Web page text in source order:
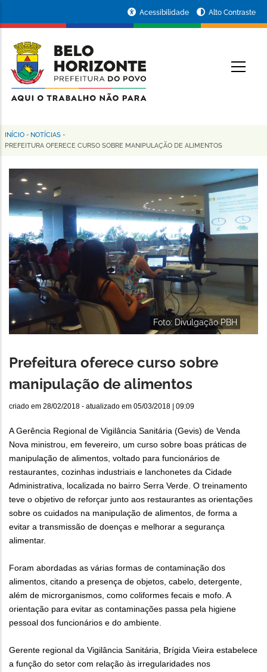
conteúdo
principal
da
Prefeitura
de
Horizonte
Acessibilidade Alto Contraste
Trilha
navegação
INÍCIO - NOTÍCIAS -
PREFEITURA OFERECE CURSO SOBRE MANIPULAÇÃO DE ALIMENTOS
Foto: Divulgação PBH
Prefeitura oferece curso sobre
manipulação de alimentos
criado em 28/02/2018 - atualizado em 05/03/2018 | 09:09
A Gerência Regional de Vigilância Sanitária (Gevis) de Venda
Nova ministrou, em fevereiro, um curso sobre boas práticas de
manipulação de alimentos, voltado para funcionários de
restaurantes, cozinhas industriais e lanchonetes da Cidade
Administrativa, localizada no bairro Serra Verde. O treinamento
teve o objetivo de reforçar junto aos restaurantes as orientações
sobre os cuidados na manipulação de alimentos, de forma a
evitar a transmissão de doenças e melhorar a segurança
alimentar.
Foram abordadas as várias formas de contaminação dos
alimentos, citando a presença de objetos, cabelo, detergente,
além de microrganismos, como coliformes fecais e mofo. A
orientação para evitar as contaminações passa pela higiene
pessoal dos funcionários e do ambiente.
Gerente regional da Vigilância Sanitária, Brígida Vieira estabelece
a função do setor com relação às irregularidades nos